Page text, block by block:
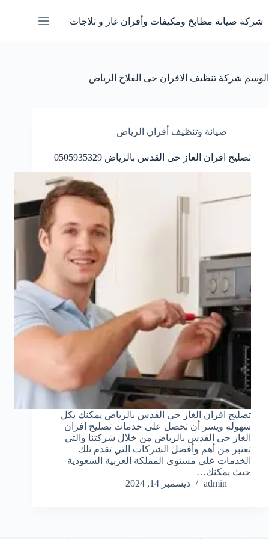
إلى
المحتوى
شركة صيانة مطابخ ومكيفات وأفران غاز و ثلاجات
الوسم شركة تنظيف الافران حى الفلاح الرياض
صيانة وتنظيف أفران الرياض
تصليح افران الغاز حى القدس بالرياض 0505935329
تصليح افران الغاز حى القدس بالرياض يمكنك بكل
سهولة ويسر أن تحصل على خدمات تصليح افران
الغاز حى القدس بالرياض من خلال شركتنا والتي
تعتبر من أهم وأفضل الشركات التي تقدم تلك
الخدمات على مستوى المملكة العربية السعودية
حيث يمكنك…
admin
ديسمبر 14, 2024